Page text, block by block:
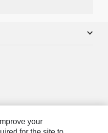
your